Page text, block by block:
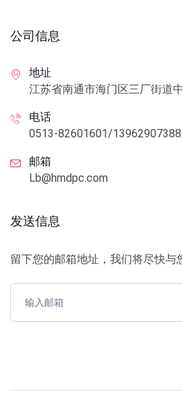
公司信息
地址
江苏省南通市海门区三厂街道
电话
0513-82601601/
邮箱
Lb@hmdpc.com
发送信息
留下您的邮箱地址，我们将尽快与